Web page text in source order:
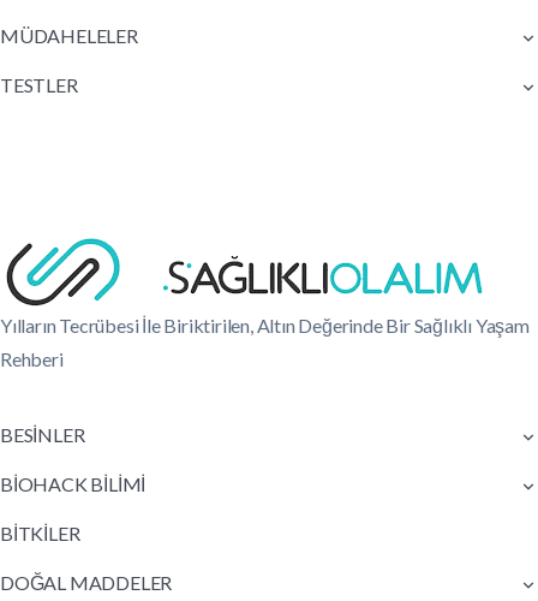
MÜDAHELELER
TESTLER
Yılların Tecrübesi İle Biriktirilen, Altın Değerinde Bir Sağlıklı Yaşam
Rehberi
BESİNLER
BİOHACK BİLİMİ
BİTKİLER
DOĞAL MADDELER